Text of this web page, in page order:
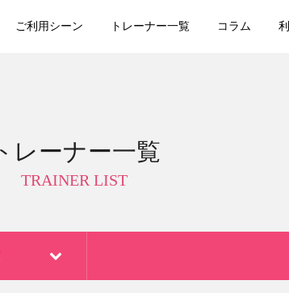
ご利用シーン トレーナー一覧 コラム
レーナー一覧
TRAINER LIST